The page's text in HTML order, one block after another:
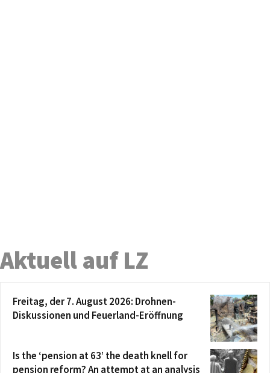
Aktuell auf LZ
Freitag, der 7. August 2026: Drohnen-
Diskussionen und Feuerland-Eröffnung
Is the ‘pension at 63’ the death knell for
pension reform? An attempt at an analysis